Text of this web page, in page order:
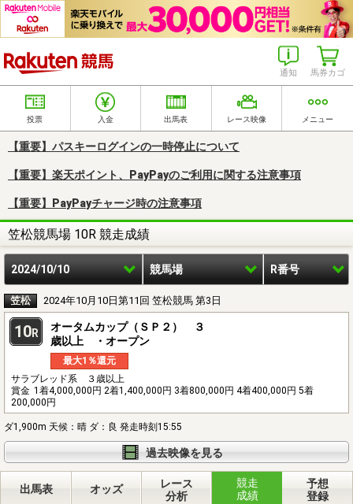
馬券カゴ
通知
投票 入金 出馬表 レース映像 メニュー
【重要】パスキーログインの一時停止について
【重要】楽天ポイント、PayPayのご利用に関する注意事項
【重要】PayPayチャージ時の注意事項
笠松競馬場 10R 競走成績
2024/10/10 競馬場 R番号
笠松 2024年10月10日第11回 笠松競馬 第3日
10R
オータムカップ（ＳＰ２） ３
歳以上 ・オープン
最大1％還元
サラブレッド系 ３歳以上
賞金 1着4,000,000円 2着1,400,000円 3着800,000円 4着400,000円 5着
200,000円
ダ1,900m 天候：晴 ダ：良 発走時刻15:55
過去映像を見る
出馬表 オッズ
レース
分析
競走
成績
予想
登録